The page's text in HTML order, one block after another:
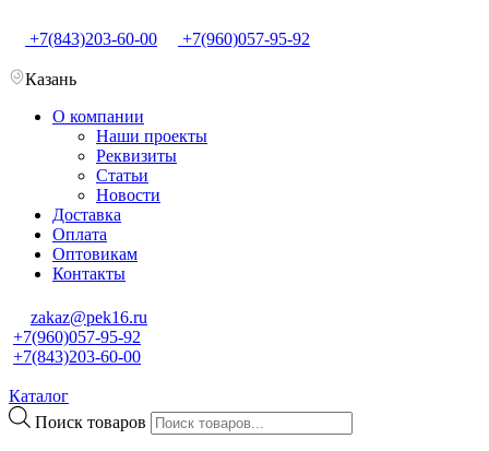
+7(843)203-60-00 +7(960)057-95-92
Казань
О компании
Наши проекты
Реквизиты
Статьи
Новости
Доставка
Оплата
Оптовикам
Контакты
zakaz@pek16.ru
+7(960)057-95-92
+7(843)203-60-00
Каталог
Поиск товаров